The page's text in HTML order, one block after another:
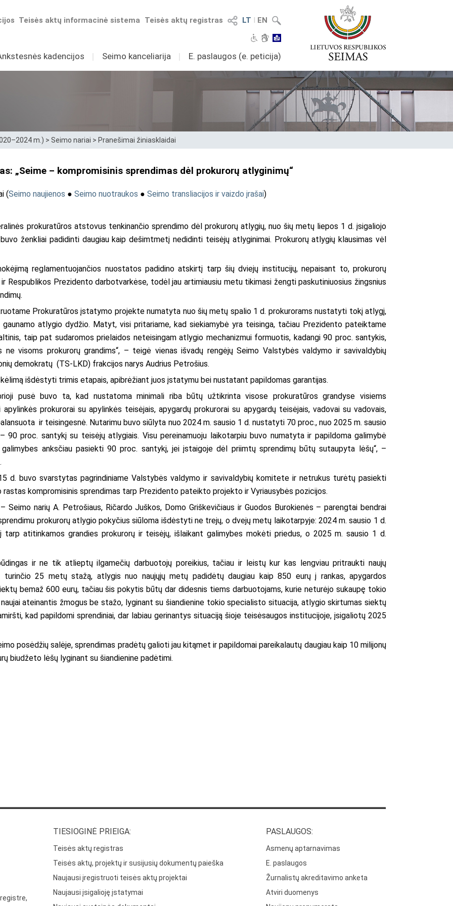
LT I EN
Teisės aktų registras
Teisės aktų informacinė sistema
kadencijos I Seimo kanceliarija I E. paslaugos (e. peticija)
m.) > Seimo nariai > Pranešimai žiniasklaidai
„Seime – kompromisinis sprendimas dėl prokurorų atlyginimų“
(Seimo naujienos ● Seimo nuotraukos ● Seimo transliacijos ir vaizdo įrašai)
prokuratūros atstovus tenkinančio sprendimo dėl prokurorų atlygių, nuo šių metų liepos 1 d. įsigaliojo
ženkliai padidinti daugiau kaip dešimtmetį nedidinti teisėjų atlyginimai. Prokurorų atlygių klausimas vėl
reglamentuojančios nuostatos padidino atskirtį tarp šių dviejų institucijų, nepaisant to, prokurorų
ir Respublikos Prezidento darbotvarkėse, todėl jau artimiausiu metu tikimasi žengti paskutiniuosius žingsnius
Prokuratūros įstatymo projekte numatyta nuo šių metų spalio 1 d. prokurorams nustatyti tokį atlygį,
gaunamo atlygio dydžio. Matyt, visi pritariame, kad siekiamybė yra teisinga, tačiau Prezidento pateiktame
taip pat sudaromos prielaidos neteisingam atlygio mechanizmui formuotis, kadangi 90 proc. santykis,
ne visoms prokurorų grandims“, – teigė vienas išvadų rengėjų Seimo Valstybės valdymo ir savivaldybių
demokratų (TS-LKD) frakcijos narys Audrius Petrošius.
išdėstyti trimis etapais, apibrėžiant juos įstatymu bei nustatant papildomas garantijas.
pusė buvo ta, kad nustatoma minimali riba būtų užtikrinta visose prokuratūros grandyse visiems
apylinkės prokurorai su apylinkės teisėjais, apygardų prokurorai su apygardų teisėjais, vadovai su vadovais,
ir teisingesnė. Nutarimu buvo siūlyta nuo 2024 m. sausio 1 d. nustatyti 70 proc., nuo 2025 m. sausio
90 proc. santykį su teisėjų atlygiais. Visu pereinamuoju laikotarpiu buvo numatyta ir papildoma galimybė
galimybes anksčiau pasiekti 90 proc. santykį, jei įstaigoje dėl priimtų sprendimų būtų sutaupyta lėšų“, –
d. buvo svarstytas pagrindiniame Valstybės valdymo ir savivaldybių komitete ir netrukus turėtų pasiekti
rastas kompromisinis sprendimas tarp Prezidento pateikto projekto ir Vyriausybės pozicijos.
Seimo narių A. Petrošiaus, Ričardo Juškos, Domo Griškevičiaus ir Guodos Burokienės – parengtai bendrai
prokurorų atlygio pokyčius siūloma išdėstyti ne trejų, o dvejų metų laikotarpyje: 2024 m. sausio 1 d.
tarp atitinkamos grandies prokurorų ir teisėjų, išlaikant galimybes mokėti priedus, o 2025 m. sausio 1 d.
ir ne tik atlieptų ilgamečių darbuotojų poreikius, tačiau ir leistų kur kas lengviau pritraukti naujų
turinčio 25 metų stažą, atlygis nuo naujųjų metų padidėtų daugiau kaip 850 eurų į rankas, apygardos
bemaž 600 eurų, tačiau šis pokytis būtų dar didesnis tiems darbuotojams, kurie neturėjo sukaupę tokio
ateinantis žmogus be stažo, lyginant su šiandienine tokio specialisto situacija, atlygio skirtumas siektų
kad papildomi sprendiniai, dar labiau gerinantys situaciją šioje teisėsaugos institucijoje, įsigaliotų 2025
posėdžių salėje, sprendimas pradėtų galioti jau kitąmet ir papildomai pareikalautų daugiau kaip 10 milijonų
biudžeto lėšų lyginant su šiandienine padėtimi.
TIESIOGINĖ PRIEIGA:
Teisės aktų registras
Teisės aktų, projektų ir susijusių dokumentų paieška
Naujausi įregistruoti teisės aktų projektai
Naujausi įsigalioję įstatymai
PASLAUGOS:
Asmenų aptarnavimas
E. paslaugos
Žurnalistų akreditavimo anketa
Atviri duomenys